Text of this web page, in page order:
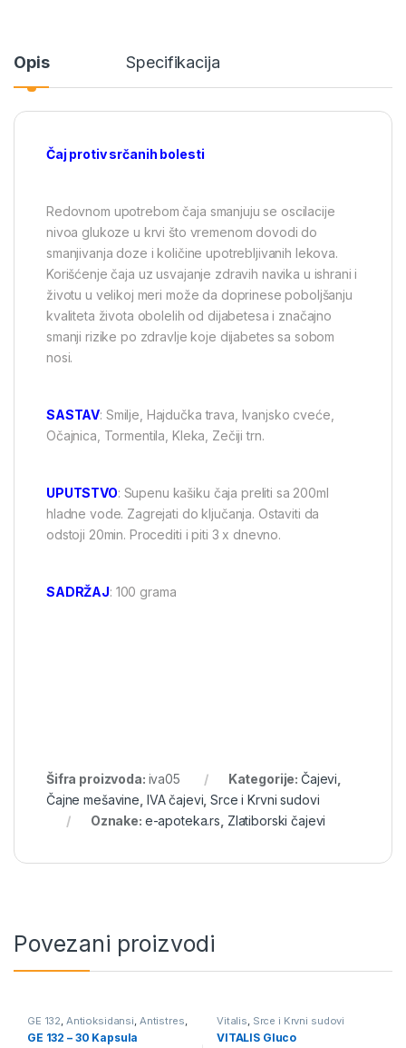
Opis Specifikacija
Čaj protiv srčanih bolesti
Redovnom upotrebom čaja smanjuju se oscilacije
nivoa glukoze u krvi što vremenom dovodi do
smanjivanja doze i količine upotrebljivanih lekova.
Korišćenje čaja uz usvajanje zdravih navika u ishrani i
životu u velikoj meri može da doprinese poboljšanju
kvaliteta života obolelih od dijabetesa i značajno
smanji rizike po zdravlje koje dijabetes sa sobom
nosi.
SASTAV: Smilje, Hajdučka trava, Ivanjsko cveće,
Očajnica, Tormentila, Kleka, Zečiji trn.
UPUTSTVO: Supenu kašiku čaja preliti sa 200ml
hladne vode. Zagrejati do ključanja. Ostaviti da
odstoji 20min. Procediti i piti 3 x dnevno.
SADRŽAJ: 100 grama
Šifra proizvoda: iva05 Kategorije: Čajevi
Čajne mešavine IVA čajevi ,Srce i Krvni sudovi
Oznake: e-apoteka.rs Zlatiborski čajevi
Povezani proizvodi
GE 132 Antioksidansi Antistres
Dijabetes Kosti i
Zglobovi,Prirodni preparati
GE 132 – 30 Kapsula
Vitalis Srce i Krvni sudovi
VITALIS Gluco